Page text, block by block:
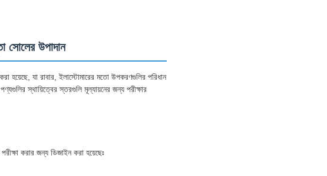
সোলের উপাদান
যা রাবার, ইলাস্টোমারের মতো উপকরণগুলির পরিধান
স্থায়িত্বের স্তরগুলি মূল্যায়নের জন্য পরীক্ষার
করার জন্য ডিজাইন করা হয়েছেঃ